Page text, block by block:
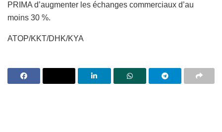
PRIMA d’augmenter les échanges commerciaux d’au
moins 30 %.
ATOP/KKT/DHK/KYA